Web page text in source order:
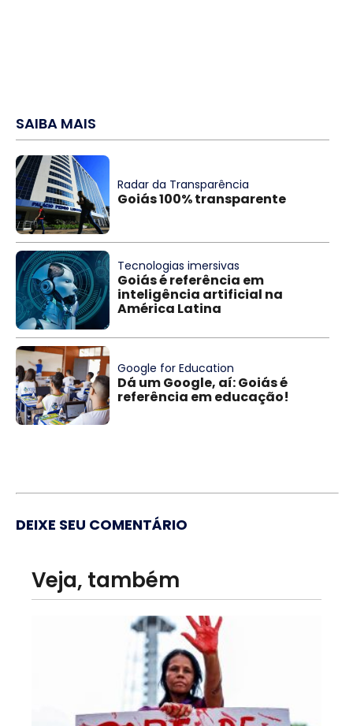
SAIBA MAIS
Radar da Transparência
Goiás 100% transparente
Tecnologias imersivas
Goiás é referência em
inteligência artificial na
América Latina
Google for Education
Dá um Google, aí: Goiás é
referência em educação!
DEIXE SEU COMENTÁRIO
Veja, também